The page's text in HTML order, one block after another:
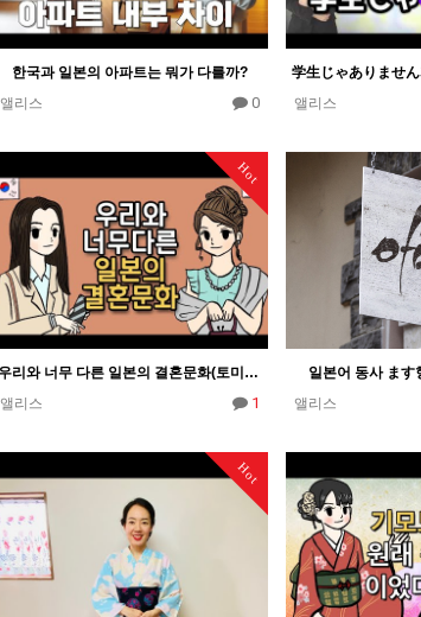
한국과 일본의 아파트는 뭐가 다를까?
앨리스
0
앨리스
Hot
우리와 너무 다른 일본의 결혼문화(토미의 도쿄일상툰)
앨리스
1
일본어 동사 ます
앨리스
Hot